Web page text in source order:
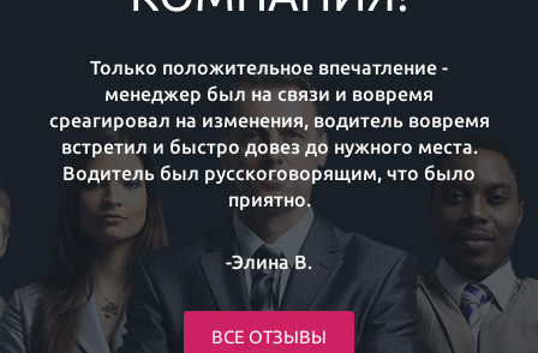
Только положительное впечатление -
менеджер был на связи и вовремя
среагировал на изменения, водитель вовремя
встретил и быстро довез до нужного места.
Водитель был русскоговорящим, что было
приятно.
-Элина В.
ВСЕ ОТЗЫВЫ